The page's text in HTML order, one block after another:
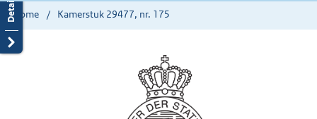
Home Kamerstuk 29477, nr. 175